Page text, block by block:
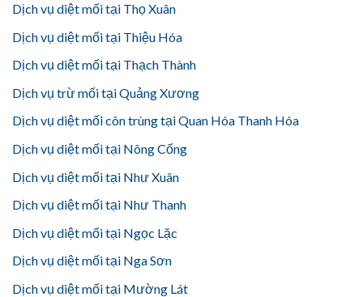
Dịch vụ diệt mối tại Thọ Xuân
Dịch vụ diệt mối tại Thiệu Hóa
Dịch vụ diệt mối tại Thạch Thành
Dịch vụ trừ mối tại Quảng Xương
Dịch vụ diệt mối côn trùng tại Quan Hóa Thanh Hóa
Dịch vụ diệt mối tại Nông Cống
Dịch vụ diệt mối tại Như Xuân
Dịch vụ diệt mối tại Như Thanh
Dịch vụ diệt mối tại Ngọc Lặc
Dịch vụ diệt mối tại Nga Sơn
Dịch vụ diệt mối tại Mường Lát